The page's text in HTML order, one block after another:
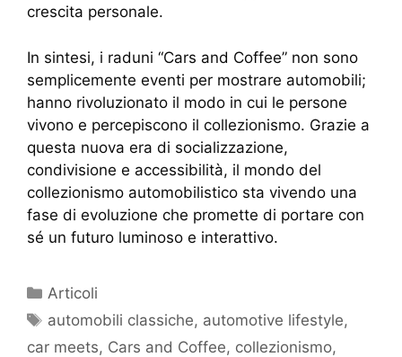
crescita personale.
In sintesi, i raduni “Cars and Coffee” non sono
semplicemente eventi per mostrare automobili;
hanno rivoluzionato il modo in cui le persone
vivono e percepiscono il collezionismo. Grazie a
questa nuova era di socializzazione,
condivisione e accessibilità, il mondo del
collezionismo automobilistico sta vivendo una
fase di evoluzione che promette di portare con
sé un futuro luminoso e interattivo.
Articoli
automobili classiche, automotive lifestyle,
car meets, Cars and Coffee, collezionismo,